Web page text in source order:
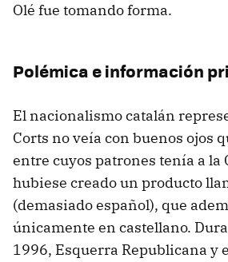
Olé fue tomando forma.
Polémica e información
El nacionalismo catalán
Corts no veía con buenos ojos
entre cuyos patrones tenía a la
hubiese creado un producto
(demasiado español), que
únicamente en castellano.
1996, Esquerra Republicana y